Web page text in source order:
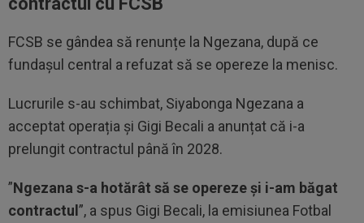
FCSB se gândea să renunțe la Ngezana, după ce
fundașul central a refuzat să se opereze la menisc.
Lucrurile s-au schimbat, Siyabonga Ngezana a
acceptat operația și Gigi Becali a anunțat că i-a
prelungit contractul până în 2028.
”Ngezana s-a hotărât să se opereze și i-am băgat
contractul”, a spus Gigi Becali, la emisiunea Fotbal